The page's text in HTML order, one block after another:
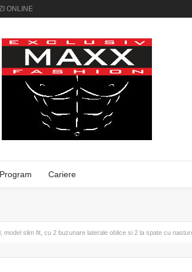
ONLINE
Program Cariere
model slim fit, cu 2 buzunare laterale oblice si 2 la spate cu